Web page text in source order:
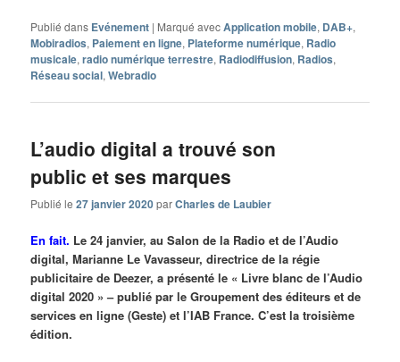
Publié dans Evénement | Marqué avecApplication mobile, DAB+,
Mobiradios, Paiement en ligne, Plateforme numérique, Radio
musicale,radio numérique terrestre, Radiodiffusion, Radios,
Réseau social,Webradio
L’audio digital a trouvé son
public et ses marques
Publié le27 janvier 2020parCharles de Laubier
En fait. Le 24 janvier, au Salon de la Radio et de l’Audio
digital, Marianne Le Vavasseur, directrice de la régie
publicitaire de Deezer, a présenté le « Livre blanc de l’Audio
digital 2020 » – publié par le Groupement des éditeurs et de
services en ligne (Geste) et l’IAB France. C’est la troisième
édition.